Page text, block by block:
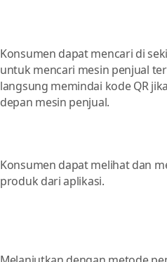
Konsumen dapat mencari di
untuk mencari mesin penjual
langsung memindai kode QR
depan mesin penjual.
Konsumen dapat melihat dan
produk dari aplikasi.